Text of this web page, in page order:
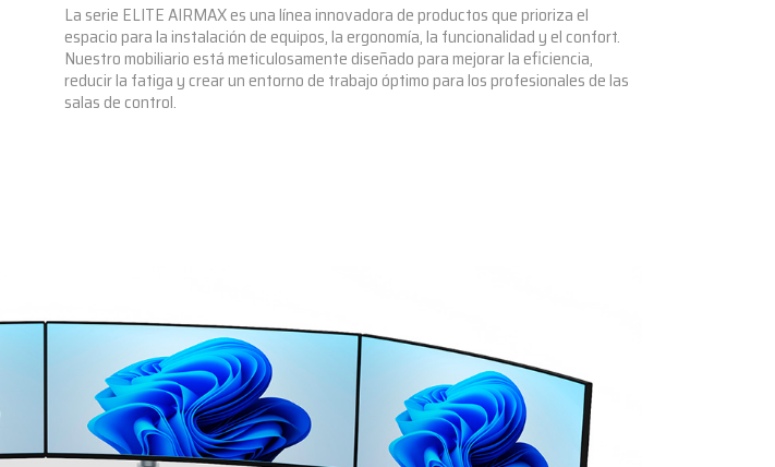
La serie ELITE AIRMAX es una línea innovadora de productos que prioriza el
espacio para la instalación de equipos, la ergonomía, la funcionalidad y el confort.
Nuestro mobiliario está meticulosamente diseñado para mejorar la eficiencia,
reducir la fatiga y crear un entorno de trabajo óptimo para los profesionales de las
salas de control.